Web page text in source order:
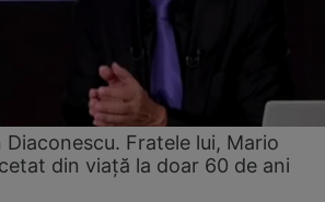
Fratele lui, Mario
din viață la doar 60 de ani